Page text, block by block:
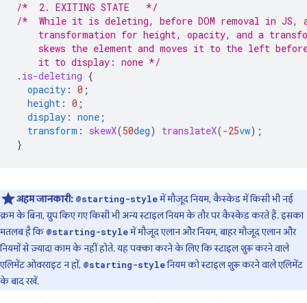
/*  2. EXITING STATE   */
/*  While it is deleting, before DOM removal in JS,
transformation for height, opacity, and a
skews the element and moves it to the left
    it to display: none */
. is-deleting {
opacity : 0 ;
height : 0 ;
display : none ;
transform : skewX(50deg) translateX(-25vw);
}
अहम जानकारी: @starting-styleमें मौजूद नियम, कैस्केड में किसी भी नई
क्रम के बिना, ग्रुप किए गए किसी भी अन्य स्टाइल नियम के तौर पर कैस्केड करते हैं. इसका
मतलब है कि @starting-styleमें मौजूद एलान और नियम, बाहर मौजूद एलान और
नियमों से ज़्यादा काम के नहीं होते. यह पक्का करने के लिए कि स्टाइल शुरू करने वाले
एलिमेंट ओवरराइट न हों, @starting-styleनियम को स्टाइल शुरू करने वाले एलिमेंट
के बाद रखें.